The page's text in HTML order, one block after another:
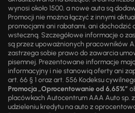
wynosi około 1500, a nowe auta są
Promocji nie można łączyć z innymi
promocjami ani rabatami, ani dochodzić
wsteczną. Szczegółowe informacje o
są przez upoważnionych pracowników
zastrzega sobie prawo do zawarcia
pisemnej. Prezentowane informacje
informacyjny i nie stanowią oferty ani
art. 66 § 1 oraz art. 556 Kodeksu
Promocja „Oprocentowanie od 6,65%”
placówkach Autocentrum AAA Auto sp.
udzieleniu kredytu na auto z